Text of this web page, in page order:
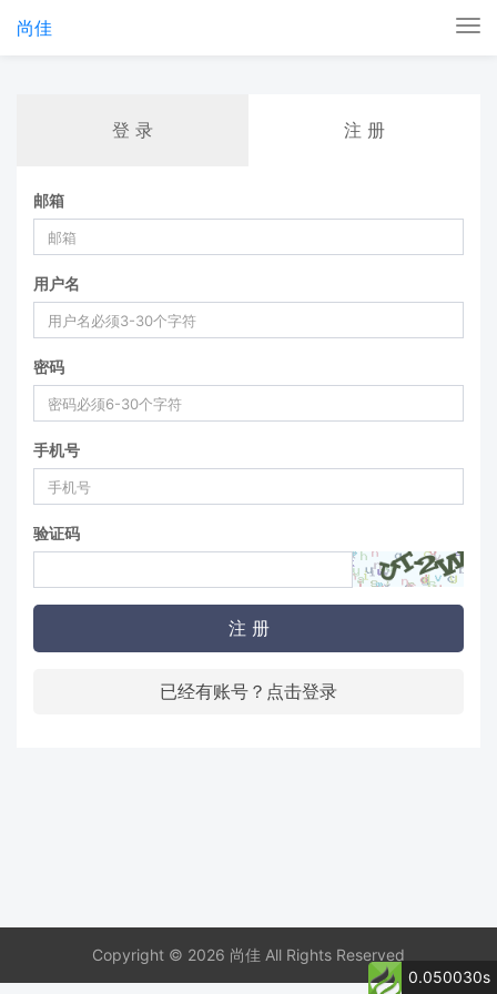
尚佳
登 录 注 册
邮箱
用户名
密码
手机号
验证码
注 册
已经有账号？点击登录
Copyright © 2026 尚佳 All Rights Reserved
0.050030s